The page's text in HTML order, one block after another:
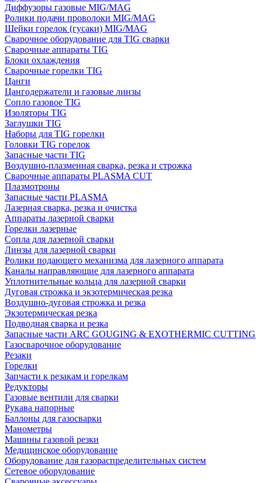
Диффузоры газовые MIG/MAG
Ролики подачи проволоки MIG/MAG
Шейки горелок (гусаки) MIG/MAG
Сварочное оборудование для TIG сварки
Сварочные аппараты TIG
Блоки охлаждения
Сварочные горелки TIG
Цанги
Цангодержатели и газовые линзы
Сопло газовое TIG
Изоляторы TIG
Заглушки TIG
Наборы для TIG горелки
Головки TIG горелок
Запасные части TIG
Воздушно-плазменная сварка, резка и строжка
Сварочные аппараты PLASMA CUT
Плазмотроны
Запасные части PLASMA
Лазерная сварка, резка и очистка
Аппараты лазерной сварки
Горелки лазерные
Сопла для лазерной сварки
Линзы для лазерной сварки
Ролики подающего механизма для лазерного аппарата
Каналы направляющие для лазерного аппарата
Уплотнительные кольца для лазерной сварки
Дуговая строжка и экзотермическая резка
Воздушно-дуговая строжка и резка
Экзотермическая резка
Подводная сварка и резка
Запасные части ARC GOUGING & EXOTHERMIC CUTTING
Газосварочное оборудование
Резаки
Горелки
Запчасти к резакам и горелкам
Редукторы
Газовые вентили для сварки
Рукава напорные
Баллоны для газосварки
Манометры
Машины газовой резки
Медицинское оборудование
Оборудование для газораспределительных систем
Сетевое оборудование